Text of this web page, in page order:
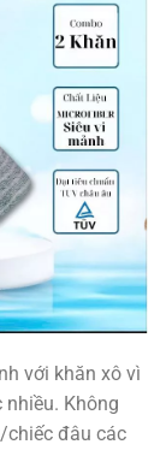
với khăn xô vì
Không
chiếc đâu các